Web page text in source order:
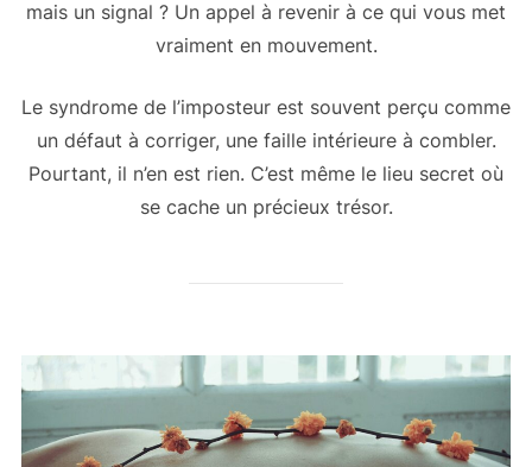
mais un signal ? Un appel à revenir à ce qui vous met
vraiment en mouvement.
Le syndrome de l’imposteur est souvent perçu comme
un défaut à corriger, une faille intérieure à combler.
Pourtant, il n’en est rien. C’est même le lieu secret où
se cache un précieux trésor.